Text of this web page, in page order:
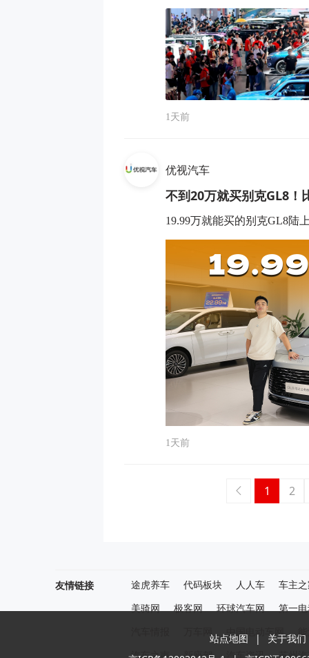
1天前
优视汽车
不到20万就买别克GL8！
19.99万就能买的别克GL8陆
1天前
1 2
友情链接 途虎养车 代码板块 人人车 车主
美骑网 极客网 环球汽车网 第一
万车网 中国电动车网
汽车之声 新座驾 汽车资讯 苏州
站点地图 |
关于我们